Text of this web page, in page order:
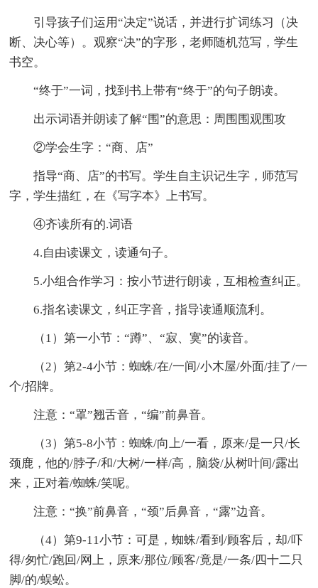
引导孩子们运用“决定”说话，并进行扩词练习（决
断、决心等）。观察“决”的字形，老师随机范写，学生
书空。
“终于”一词，找到书上带有“终于”的句子朗读。
出示词语并朗读了解“围”的意思：周围围观围攻
②学会生字：“商、店”
指导“商、店”的书写。学生自主识记生字，师范写
字，学生描红，在《写字本》上书写。
④齐读所有的.词语
4.自由读课文，读通句子。
5.小组合作学习：按小节进行朗读，互相检查纠正。
6.指名读课文，纠正字音，指导读通顺流利。
（1）第一小节：“蹲”、“寂、寞”的读音。
（2）第2-4小节：蜘蛛/在/一间/小木屋/外面/挂了/一
个/招牌。
注意：“罩”翘舌音，“编”前鼻音。
（3）第5-8小节：蜘蛛/向上/一看，原来/是一只/长
颈鹿，他的/脖子/和/大树/一样/高，脑袋/从树叶间/露出
来，正对着/蜘蛛/笑呢。
注意：“换”前鼻音，“颈”后鼻音，“露”边音。
（4）第9-11小节：可是，蜘蛛/看到/顾客后，却/吓
得/匆忙/跑回/网上，原来/那位/顾客/竟是/一条/四十二只
脚/的/蜈蚣。